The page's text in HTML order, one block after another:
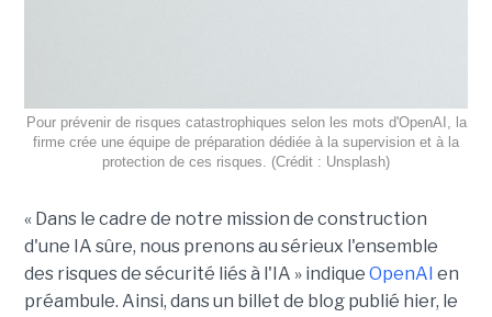
Pour prévenir de risques catastrophiques selon les mots d'OpenAI, la
firme crée une équipe de préparation dédiée à la supervision et à la
protection de ces risques. (Crédit : Unsplash)
« Dans le cadre de notre mission de construction
d'une IA sûre, nous prenons au sérieux l'ensemble
des risques de sécurité liés à l'IA » indique OpenAI en
préambule. Ainsi, dans un billet de blog publié hier, le